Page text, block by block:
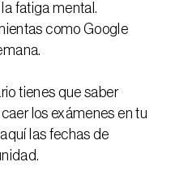
fatiga mental.
como Google
tienes que saber
los exámenes en tu
las fechas de
.